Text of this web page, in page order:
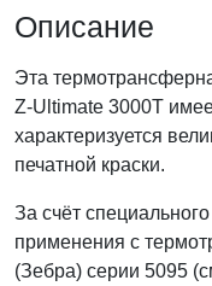
Описание
Эта
Z-Ultimate 3000T
характеризуется
печатной краски.
За счёт
применения с
(Зебра) серии 5095